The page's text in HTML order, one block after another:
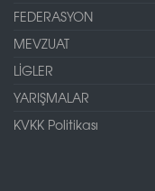
FEDERASYON
MEVZUAT
LİGLER
YARIŞMALAR
KVKK Politikası